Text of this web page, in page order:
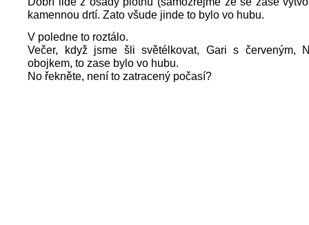
kamennou drtí. Zato všude jinde to bylo vo hubu.
V poledne to roztálo.
Večer, když jsme šli světélkovat, Gari s červeným,
obojkem, to zase bylo vo hubu.
No řekněte, není to zatracený počasí?